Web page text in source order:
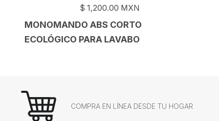
$ 1,200.00 MXN
MONOMANDO ABS CORTO
ECOLÓGICO PARA LAVABO
COMPRA EN LÍNEA DESDE TU HOGAR